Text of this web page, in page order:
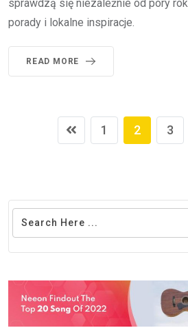
sprawdzą się niezależnie od pory
porady i lokalne inspiracje.
READ MORE
1 2 3